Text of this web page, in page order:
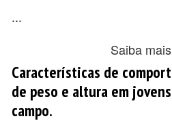
...
Saiba
Características de
de peso e altura em
campo.